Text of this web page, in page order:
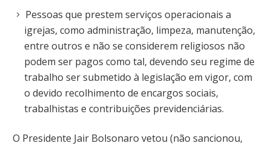
Pessoas que prestem serviços operacionais a
igrejas, como administração, limpeza, manutenção,
entre outros e não se considerem religiosos não
podem ser pagos como tal, devendo seu regime de
trabalho ser submetido à legislação em vigor, com
o devido recolhimento de encargos sociais,
trabalhistas e contribuições previdenciárias.
O Presidente Jair Bolsonaro vetou (não sancionou,